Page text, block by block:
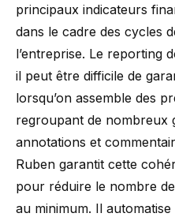
principaux indicateurs
dans le cadre des cycles
l’entreprise. Le reporting
il peut être difficile de
lorsqu’on assemble des
regroupant de nombreux
annotations et
Ruben garantit cette
pour réduire le nombre
au minimum. Il